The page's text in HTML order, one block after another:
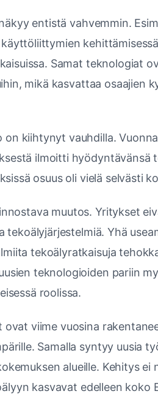
entistä vahvemmin.
Samat teknologiat
mikä kasvattaa osaajien
kiihtynyt vauhdilla.
ilmoitti hyödyntävänsä
osuus oli vielä selvästi
muutos. Yritykset
Yhä
tekoälyratkaisuja
teknologioiden pariin
roolissa.
ovat viime vuosina
Samalla syntyy uusia
alueille. Kehitys ei
kasvavat edelleen koko